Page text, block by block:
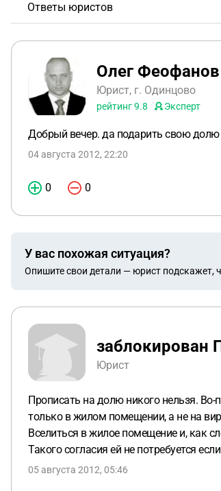
Ответы юристов
Олег Феофанов
Юрист, г. Одинцово
рейтинг9.8 Эксперт
Добрый вечер. да подарить свою долю
04 августа 2012, 22:20
0 0
У вас похожая ситуация?
Опишите свои детали — юрист подскажет,
заблокирован
Юрист
Прописать на долю никого нельзя. Во-
только в жилом помещении, а не на
Вселиться в жилое помещение и, как
Такого согласия ей не потребуется
05 августа 2012, 05:46